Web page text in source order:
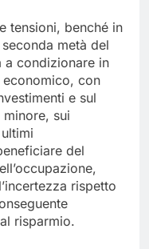
tensioni, benché in
metà del
a condizionare in
economico, con
e sul
sui
del
rispetto
risparmio.